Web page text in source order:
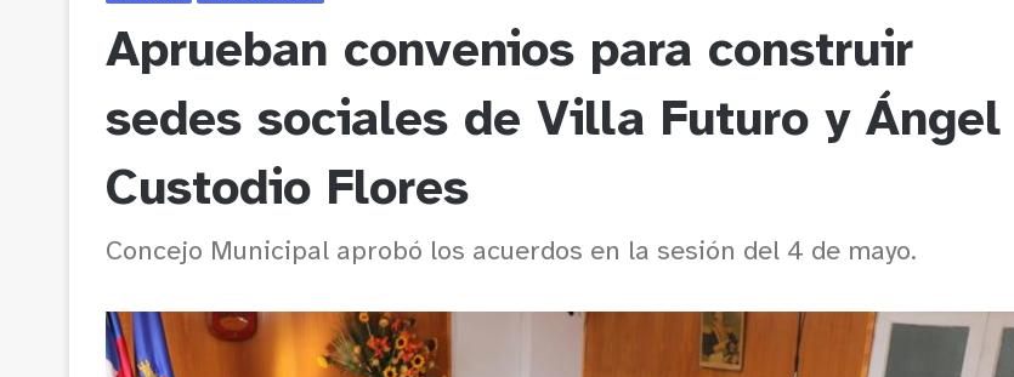
Aprueban convenios para construir
sedes sociales de Villa Futuro y Ángel
Custodio Flores
Concejo Municipal aprobó los acuerdos en la sesión del 4 de mayo.